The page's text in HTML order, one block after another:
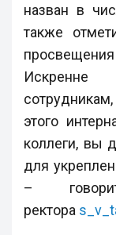
назван в
также
просвещения
Искренне
этого
коллеги, вы
для
–
ректора